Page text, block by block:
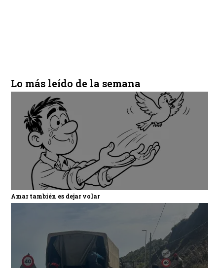
Lo más leído de la semana
Amar también es dejar volar